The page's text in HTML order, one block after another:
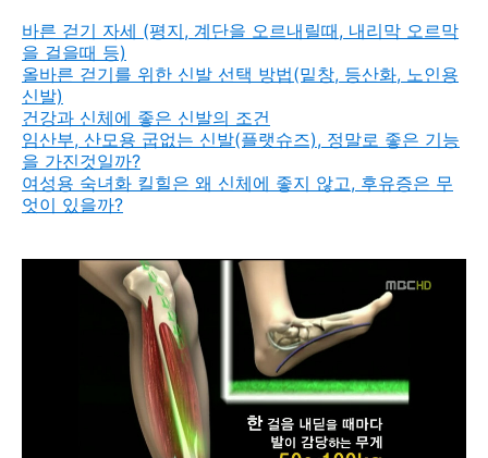
바른 걷기 자세 (평지, 계단을 오르내릴때, 내리막 오르막
을 걸을때 등)
올바른 걷기를 위한 신발 선택 방법(밑창, 등산화, 노인용
신발)
건강과 신체에 좋은 신발의 조건
임산부, 산모용 굽없는 신발(플랫슈즈), 정말로 좋은 기능
을 가진것일까?
여성용 숙녀화 킬힐은 왜 신체에 좋지 않고, 후유증은 무
엇이 있을까?